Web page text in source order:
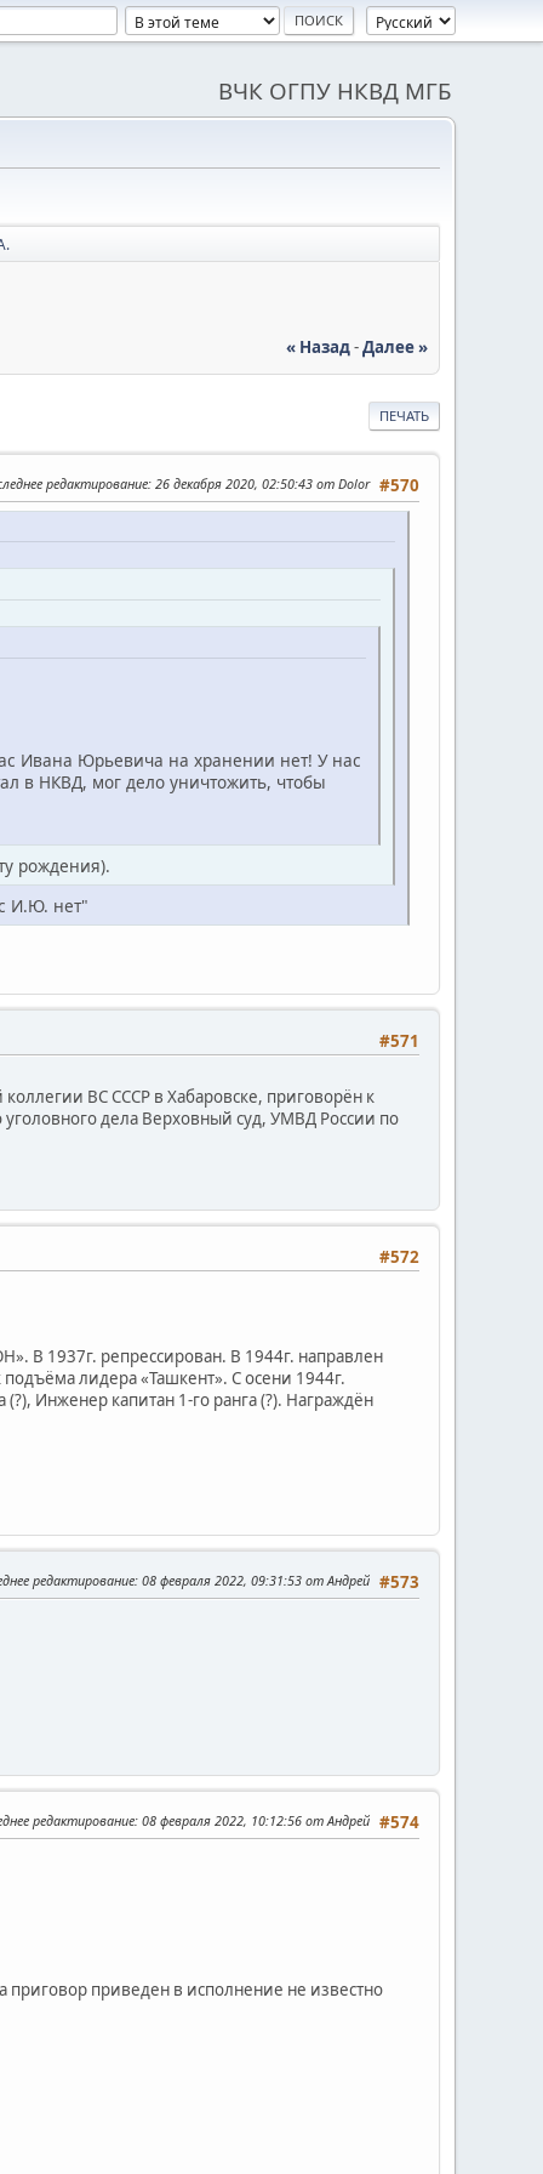
ВЧК ОГПУ НКВД МГБ
« Назад-Далее »
ПЕЧАТЬ
#570
редактирование: 26 декабря 2020, 02:50:43 от Dolor
Ивана Юрьевича на хранении нет! У нас
в НКВД, мог дело уничтожить, чтобы
рождения).
И.Ю. нет"
#571
ВС СССР в Хабаровске, приговорён к
дела Верховный суд, УМВД России по
#572
В 1937г. репрессирован. В 1944г. направлен
лидера «Ташкент». С осени 1944г.
Инженер капитан 1-го ранга (?). Награждён
#573
редактирование: 08 февраля 2022, 09:31:53 от Андрей
#574
редактирование: 08 февраля 2022, 10:12:56 от Андрей
приведен в исполнение не известно